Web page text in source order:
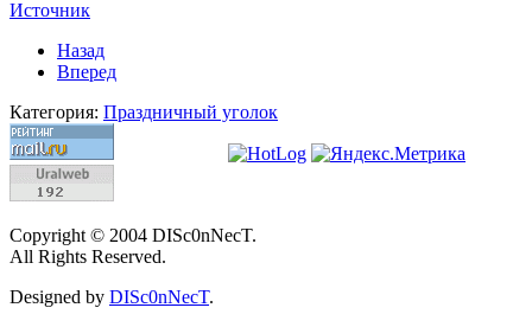
Источник
Назад
Вперед
Категория: Праздничный уголок
Copyright © 2004 DISc0nNecT.
All Rights Reserved.
Designed by DISc0nNecT.